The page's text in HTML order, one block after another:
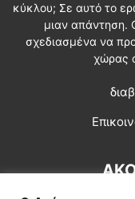
κύκλου; Σε αυτό το
μιαν απάντηση.
σχεδιασμένα να
χώρας